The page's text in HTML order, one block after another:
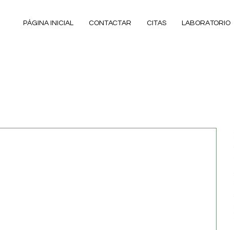
PÁGINA INICIAL CONTACTAR CITAS LABORATORIO